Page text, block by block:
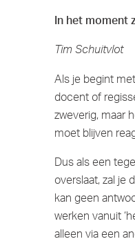
In het moment
Tim Schuitvlot
Als je begint
docent of
zweverig, maar
moet blijven
Dus als een
overslaat, zal
kan geen
werken vanuit
alleen via een